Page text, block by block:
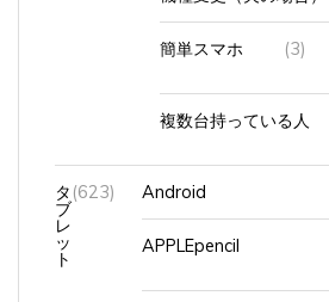
簡単スマホ (3)
複数台持っている人
タ
ブ
レ
ッ
ト
(623) Android
APPLEpencil
iPadmini(243) Wi-Fi